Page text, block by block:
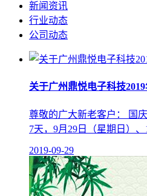
新闻资讯
行业动态
公司动态
关于广州鼎悦电子科技
尊敬的广大新老客户： 国
7天，9月29日（星期日）、
2019-09-29